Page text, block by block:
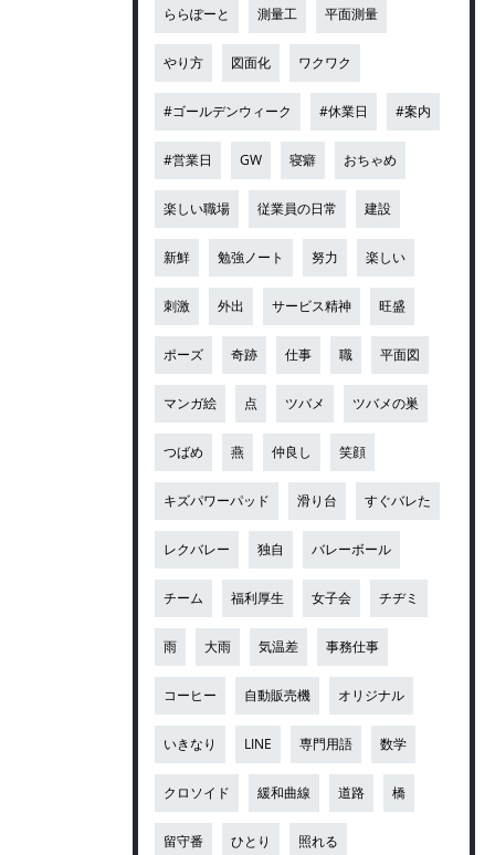
ららぽーと 測量工 平面測量
やり方 図面化 ワクワク
#ゴールデンウィーク #休業日 #案内
#営業日 GW 寝癖 おちゃめ
楽しい職場 従業員の日常 建設
新鮮 勉強ノート 努力 楽しい
刺激 外出 サービス精神 旺盛
ポーズ 奇跡 仕事 職 平面図
マンガ絵 点 ツバメ ツバメの巣
つばめ 燕 仲良し 笑顔
キズパワーパッド 滑り台 すぐバレた
レクバレー 独自 バレーボール
チーム 福利厚生 女子会 チヂミ
雨 大雨 気温差 事務仕事
コーヒー 自動販売機 オリジナル
いきなり LINE 専門用語 数学
クロソイド 緩和曲線 道路 橋
留守番 ひとり 照れる